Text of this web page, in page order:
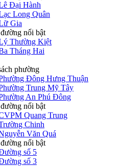
Đại Hành
Long Quân
Gia
nổi bật
Thường Kiệt
Tháng Hai
phường
Đông Hưng Thuận
Trung Mỹ Tây
An Phú Đông
nổi bật
Quang Trung
Chinh
Văn Quá
nổi bật
số 5
số 3